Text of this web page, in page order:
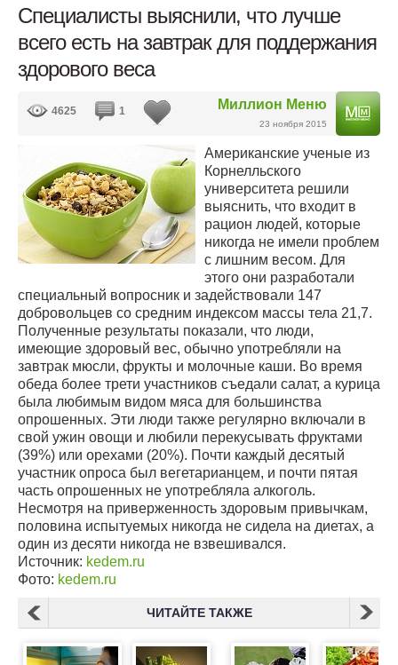
Специалисты выяснили, что лучше
всего есть на завтрак для поддержания
здорового веса
Миллион Меню
23 ноября 2015
4625 1
Американские ученые из
Корнелльского
университета решили
выяснить, что входит в
рацион людей, которые
никогда не имели проблем
с лишним весом. Для
этого они разработали
специальный вопросник и задействовали 147
добровольцев со средним индексом массы тела 21,7.
Полученные результаты показали, что люди,
имеющие здоровый вес, обычно употребляли на
завтрак мюсли, фрукты и молочные каши. Во время
обеда более трети участников съедали салат, а курица
была любимым видом мяса для большинства
опрошенных. Эти люди также регулярно включали в
свой ужин овощи и любили перекусывать фруктами
(39%) или орехами (20%). Почти каждый десятый
участник опроса был вегетарианцем, и почти пятая
часть опрошенных не употребляла алкоголь.
Несмотря на приверженность здоровым привычкам,
половина испытуемых никогда не сидела на диетах, а
один из десяти никогда не взвешивался.
Источник: kedem.ru
Фото: kedem.ru
ЧИТАЙТЕ ТАКЖЕ